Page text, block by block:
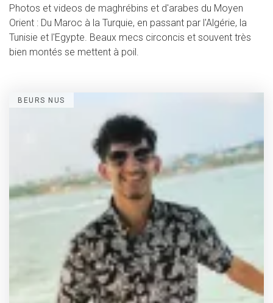
Photos et videos de maghrébins et d'arabes du Moyen
Orient : Du Maroc à la Turquie, en passant par l'Algérie, la
Tunisie et l'Egypte. Beaux mecs circoncis et souvent très
bien montés se mettent à poil.
BEURS NUS